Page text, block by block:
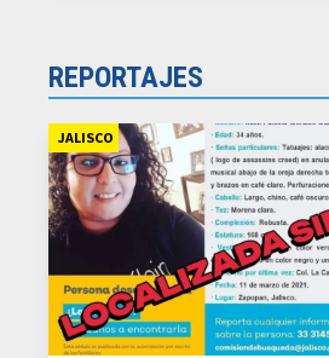
REPORTAJES
JALISCO